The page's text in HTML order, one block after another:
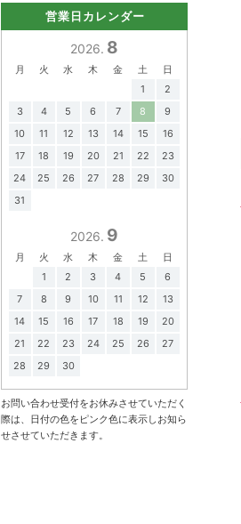
営業日カレンダー
2026. 8
月 火 水 木 金 土
日
1
2
3
4 5 6 7 8
9
10
11 12 13 14 15
16
17
18 19 20 21 22
23
24
25 26 27 28 29
30
31
2026. 9
月 火 水 木 金 土
日
1
2 3 4 5
6
7
8 9 10 11 12
13
14
15 16 17 18 19
20
21
22 23 24 25 26
27
28
29 30
お問い合わせ受付をお休みさせていただく
際は、日付の色をピンク色に表示しお知ら
せさせていただきます。